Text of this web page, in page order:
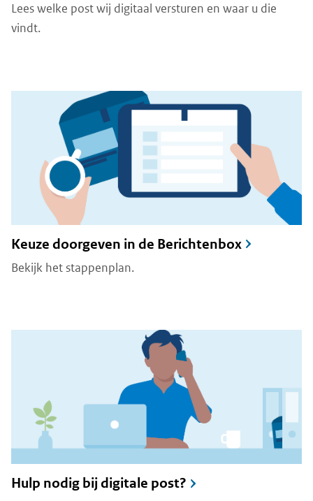
Lees welke post wij digitaal versturen en waar u die
vindt.
Keuze doorgeven in de Berichtenbox
Bekijk het stappenplan.
Hulp nodig bij digitale post?